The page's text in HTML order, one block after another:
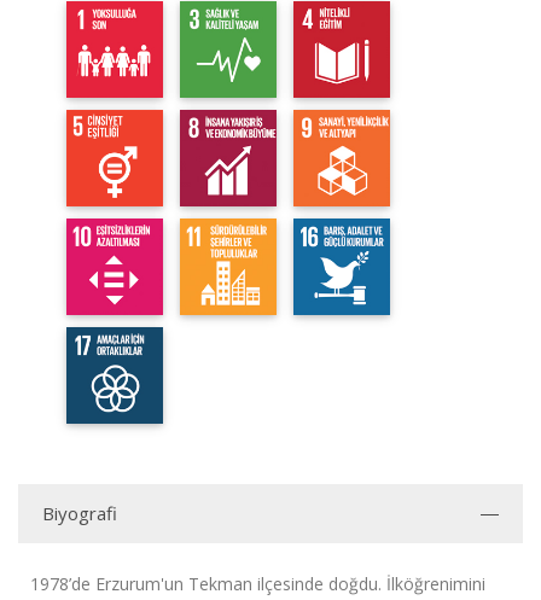
Biyografi
1978’de Erzurum'un Tekman ilçesinde doğdu. İlköğrenimini